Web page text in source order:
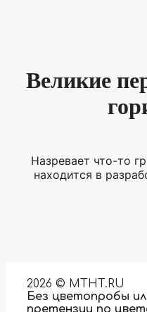
Великие
Назревает что-то
находится в
2026 © MTHT.RU
Без цветопробы
претензии по